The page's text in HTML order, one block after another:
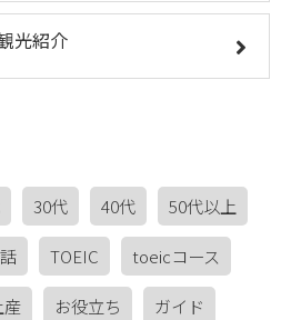
光紹介
30代 40代 50代以上
TOEIC toeicコース
産 お役立ち ガイド